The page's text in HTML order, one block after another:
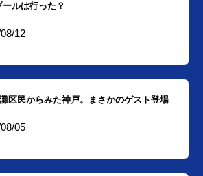
ールは行った？
12
区民からみた神戸。まさかのゲスト登場
05